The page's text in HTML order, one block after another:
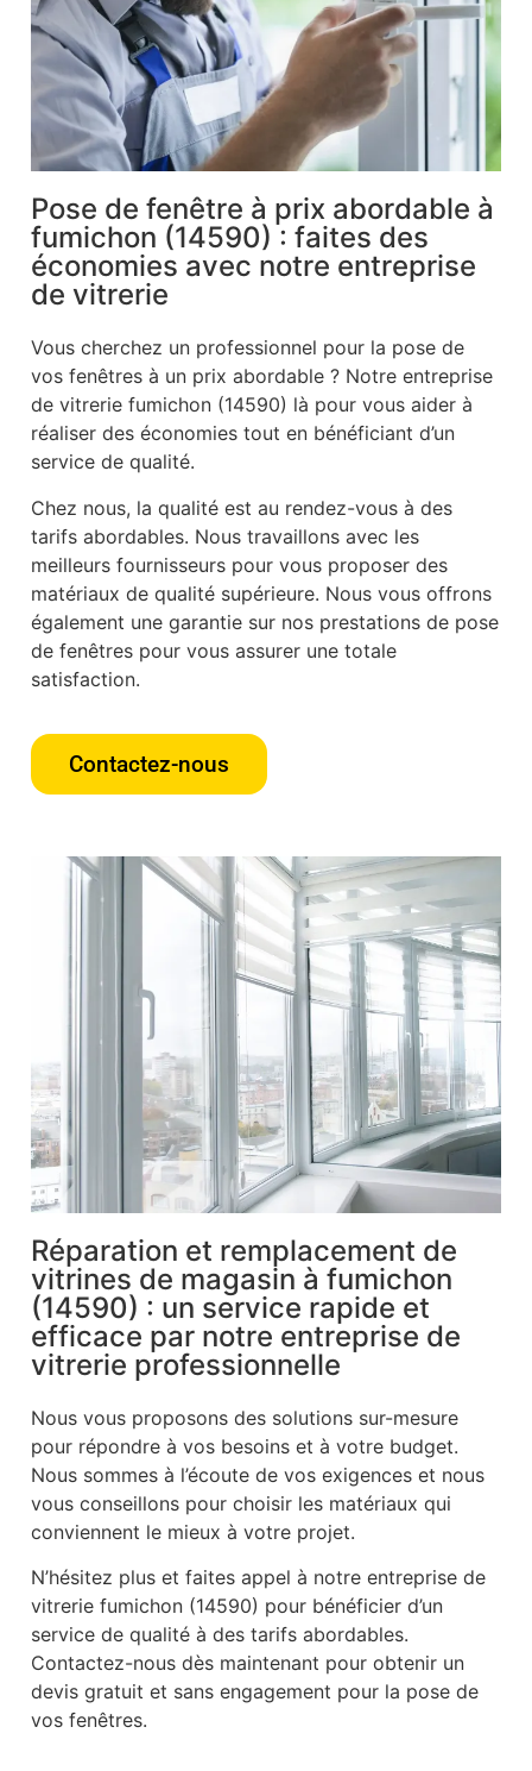
Pose de fenêtre à prix abordable à
fumichon (14590) : faites des
économies avec notre entreprise
de vitrerie
Vous cherchez un professionnel pour la pose de
vos fenêtres à un prix abordable ? Notre entreprise
de vitrerie fumichon (14590) là pour vous aider à
réaliser des économies tout en bénéficiant d’un
service de qualité.
Chez nous, la qualité est au rendez-vous à des
tarifs abordables. Nous travaillons avec les
meilleurs fournisseurs pour vous proposer des
matériaux de qualité supérieure. Nous vous offrons
également une garantie sur nos prestations de pose
de fenêtres pour vous assurer une totale
satisfaction.
Contactez-nous
Réparation et remplacement de
vitrines de magasin à fumichon
(14590) : un service rapide et
efficace par notre entreprise de
vitrerie professionnelle
Nous vous proposons des solutions sur-mesure
pour répondre à vos besoins et à votre budget.
Nous sommes à l’écoute de vos exigences et nous
vous conseillons pour choisir les matériaux qui
conviennent le mieux à votre projet.
N’hésitez plus et faites appel à notre entreprise de
vitrerie fumichon (14590) pour bénéficier d’un
service de qualité à des tarifs abordables.
Contactez-nous dès maintenant pour obtenir un
devis gratuit et sans engagement pour la pose de
vos fenêtres.